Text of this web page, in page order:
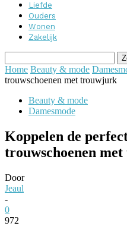
Liefde
Ouders
Wonen
Zakelijk
Home Beauty & mode
trouwschoenen met trouwjurk
Beauty & mode
Damesmode
Koppelen de
trouwschoenen
Door
Jeaul
-
0
972